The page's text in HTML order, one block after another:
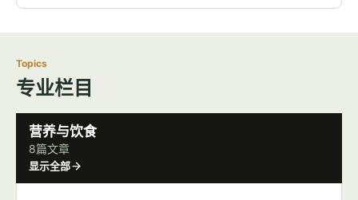
Topics
专业栏目
营养与饮食
8篇文章
显示全部